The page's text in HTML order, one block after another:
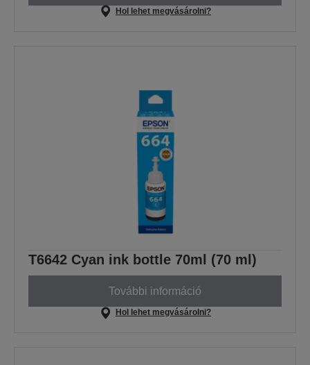
Hol lehet megvásárolni?
T6642 Cyan ink bottle 70ml (70 ml)
További információ
Hol lehet megvásárolni?